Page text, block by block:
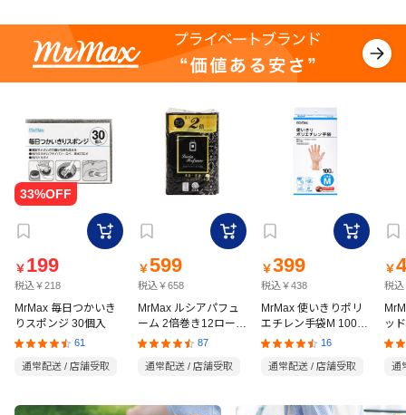
￥ 199
税込￥218
MrMax 毎日つかいき
りスポンジ 30個入
61
通常配送 / 店舗受取
￥599
税込￥658
MrMax ルシアパフュ
ーム 2倍巻き12ロール
ダブル
87
通常配送 / 店舗受取
￥399
税込￥438
MrMax 使いきりポリ
エチレン手袋M 100枚
入
16
通常配送 / 店舗受取
￥
税込
ッ
の
通